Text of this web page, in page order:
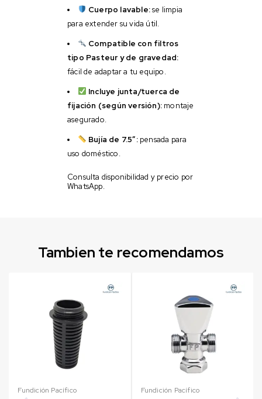
Cuerpo lavable:se limpia
para extender su vida útil.
Compatible con filtros
tipo Pasteur y de gravedad:
fácil de adaptar a tu equipo.
Incluye junta/tuerca de
fijación (según versión): montaje
asegurado.
Bujía de 7.5″:pensada para
uso doméstico.
Consulta disponibilidad y precio por
WhatsApp.
Tambien te recomendamos
Fundición Pacífico
Fundición Pacífico